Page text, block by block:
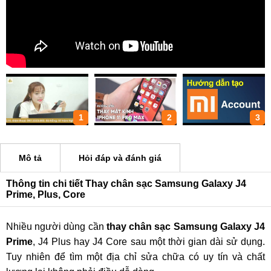
1 2 3
Mô tả Hỏi đáp và đánh giá
Thông tin chi tiết Thay chân sạc Samsung Galaxy J4
Prime, Plus, Core
Nhiều người dùng cần thay chân sạc Samsung Galaxy J4
Prime, J4 Plus hay J4 Core sau một thời gian dài sử dụng.
Tuy nhiên để tìm một địa chỉ sửa chữa có uy tín và chất